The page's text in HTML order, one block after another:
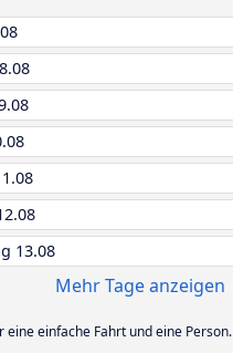
13.08
Mehr Tage anzeigen
eine einfache Fahrt und eine Person.